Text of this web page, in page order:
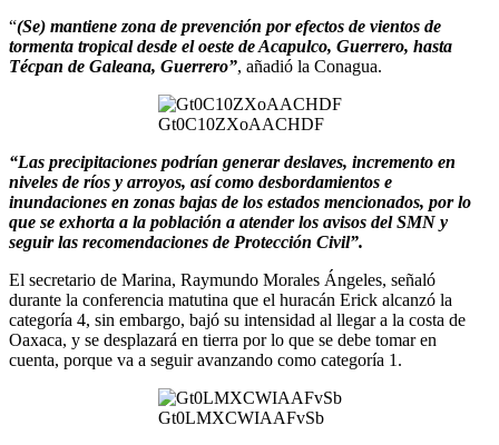
“(Se) mantiene zona de prevención por efectos de vientos de
tormenta tropical desde el oeste de Acapulco, Guerrero, hasta
Técpan de Galeana, Guerrero”, añadió la Conagua.
Gt0C10ZXoAACHDF
“Las precipitaciones podrían generar deslaves, incremento en
niveles de ríos y arroyos, así como desbordamientos e
inundaciones en zonas bajas de los estados mencionados, por lo
que se exhorta a la población a atender los avisos del SMN y
seguir las recomendaciones de Protección Civil”.
El secretario de Marina, Raymundo Morales Ángeles, señaló
durante la conferencia matutina que el huracán Erick alcanzó la
categoría 4, sin embargo, bajó su intensidad al llegar a la costa de
Oaxaca, y se desplazará en tierra por lo que se debe tomar en
cuenta, porque va a seguir avanzando como categoría 1.
Gt0LMXCWIAAFvSb